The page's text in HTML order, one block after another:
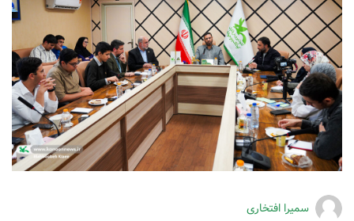
سمیرا افتخاری